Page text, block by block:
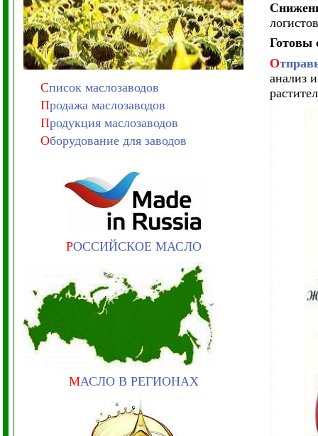
Список маслозаводов
Продажа маслозаводов
Продукция маслозаводов
Оборудование для заводов
РОССИЙСКОЕ МАСЛО
МАСЛО В РЕГИОНАХ
Готовы
О
анализ